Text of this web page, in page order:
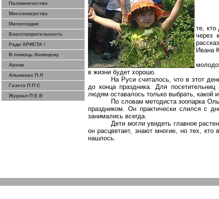
Паломничество
Миссионерство
Милосердие
Благотворительность
Ради ХРИСТА !
В помощь болящему
Архив
Альманах П Л
Газета П П С
Журнал П Е В
те, кто
через
Ивана
в жизни будет хорошо.
На Руси считалось, что в этот
до конца праздника. Для
людям оставалось только выбрать, какой
По словам методиста зоопарка
праздником. Он практически слился с
занимались всегда.
Дети могли увидеть главное
он расцветает, знают многие, но тех,
нашлось.